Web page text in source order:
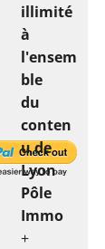
illimité
à
l'ensem
ble
du
conten
u de
Lyon
Pôle
Immo
+